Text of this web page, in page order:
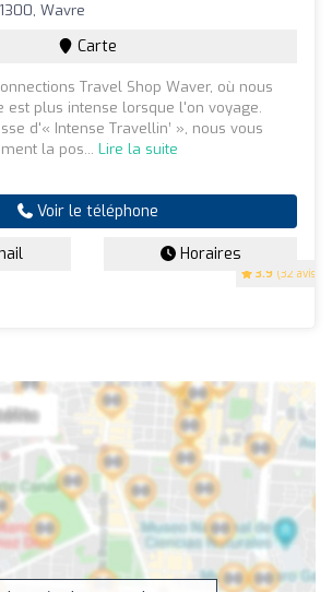
3.9 (32 avis)
Wavre
Carte
Travel Shop Waver, où nous
est plus intense lorsque l'on voyage.
d'« Intense Travellin’ », nous vous
la pos... Lire la suite
Voir le téléphone
Horaires